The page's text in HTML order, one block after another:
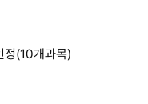
정(10개과목)